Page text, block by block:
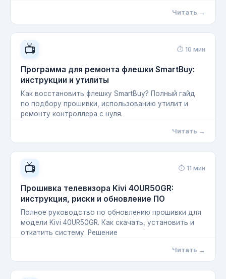
Читать →
📺 ⏱ 10 мин
Программа для ремонта флешки SmartBuy:
инструкции и утилиты
Как восстановить флешку SmartBuy? Полный гайд
по подбору прошивки, использованию утилит и
ремонту контроллера с нуля.
Читать →
📺 ⏱ 11 мин
Прошивка телевизора Kivi 40UR50GR:
инструкция, риски и обновление ПО
Полное руководство по обновлению прошивки для
модели Kivi 40UR50GR. Как скачать, установить и
откатить систему. Решение
Читать →